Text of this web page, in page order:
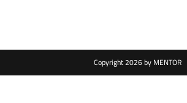
Copyright 2026 by MENTOR